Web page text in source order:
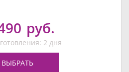
руб.
2 дня
ВЫБРАТЬ